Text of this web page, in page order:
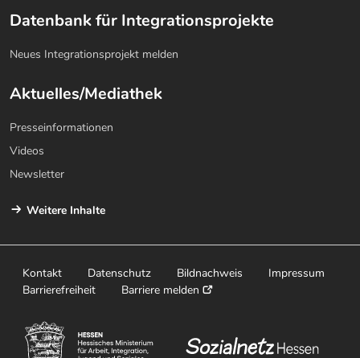
Datenbank für Integrationsprojekte
Neues Integrationsprojekt melden
Aktuelles/Mediathek
Presseinformationen
Videos
Newsletter
Weitere Inhalte
Kontakt Datenschutz Bildnachweis
Impressum
Barrierefreiheit
Barriere melden